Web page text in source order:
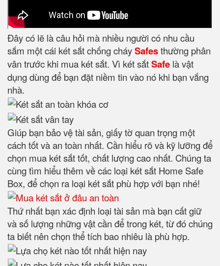
Đây có lẽ là câu hỏi mà nhiều người có nhu cầu
sắm một cái két sắt chống cháySafesthường phân
vân trước khi mua két sắt. Vì két sắtSafe là vật
dụng dùng để bạn đặt niềm tin vào nó khi bạn vắng
nhà.
Giúp bạn bảo vệ tài sản, giấy tờ quan trọng một
cách tốt và an toàn nhất. Cần hiểu rõ và kỹ lưỡng để
chọn mua két sắt tốt, chất lượng cao nhất. Chúng ta
cùng tìm hiểu thêm về các loại két sắt Home Safe
Box, để chọn ra loại két sắt phù hợp với bạn nhé!
Thứ nhất bạn xác định loại tài sản mà bạn cất giữ
và số lượng những vật cần để trong két, từ đó chúng
ta biết nên chọn thể tích bao nhiêu là phù hợp.